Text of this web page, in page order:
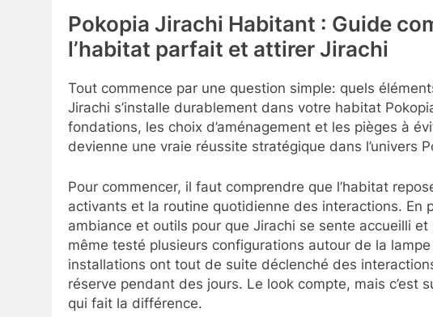
Pokopia Jirachi Habitant : Guide
l’habitat parfait et attirer Jirachi
Tout commence par une question simple: quels
Jirachi s’installe durablement dans votre habitat
fondations, les choix d’aménagement et les pièges à
devienne une vraie réussite stratégique dans l’univers
Pour commencer, il faut comprendre que l’habitat
activants et la routine quotidienne des interactions. En
ambiance et outils pour que Jirachi se sente accueilli
même testé plusieurs configurations autour de la
installations ont tout de suite déclenché des
réserve pendant des jours. Le look compte, mais c’est
qui fait la différence.